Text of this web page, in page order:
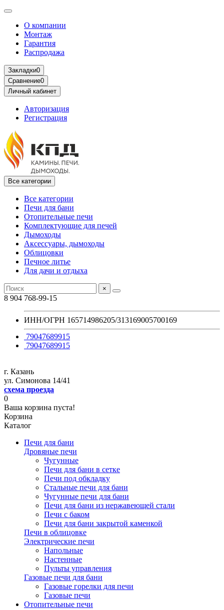
О компании
Монтаж
Гарантия
Распродажа
Закладки0
Сравнение0
Личный кабинет
Авторизация
Регистрация
Все категории
Все категории
Печи для бани
Отопительные печи
Комплектующие для печей
Дымоходы
Аксессуары, дымоходы
Облицовки
Печное литье
Для дачи и отдыха
×
8 904 768-99-15
ИНН/ОГРН 165714986205/313169005700169
79047689915
79047689915
г. Казань
ул. Симонова 14/41
схема проезда
0
Ваша корзина пуста!
Корзина
Каталог
Печи для бани
Дровяные печи
Чугунные
Печи для бани в сетке
Печи под обкладку
Стальные печи для бани
Чугунные печи для бани
Печи для бани из нержавеющей стали
Печи с баком
Печи для бани закрытой каменкой
Печи в облицовке
Электрические печи
Напольные
Настенные
Пульты управления
Газовые печи для бани
Газовые горелки для печи
Газовые печи
Отопительные печи